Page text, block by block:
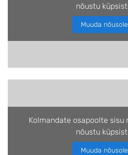
nõustu
Muuda
Kolmandate osapoolte sisu
nõustu
Muuda